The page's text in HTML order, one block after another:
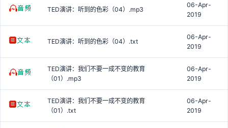
TED演讲：听到的色彩（04）.mp3
06-Apr-
2019
TED演讲：听到的色彩（04）.txt
06-Apr-
2019
TED演讲：我们不要一成不变的教育
（01）.mp3
06-Apr-
2019
TED演讲：我们不要一成不变的教育
（01）.txt
06-Apr-
2019